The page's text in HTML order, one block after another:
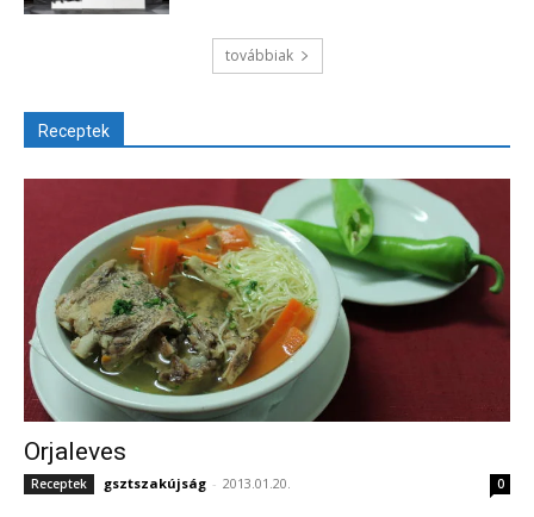
továbbiak
Receptek
Orjaleves
Receptek gsztszakújság - 2013.01.20. 0